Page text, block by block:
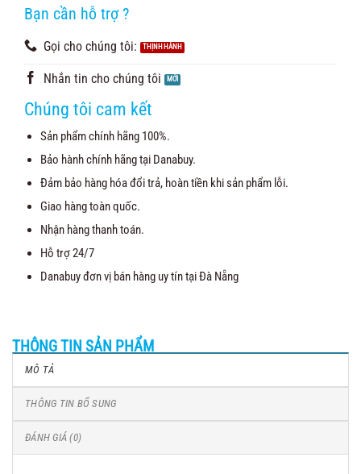
Bạn cần hỗ trợ ?
Gọi cho chúng tôi:
Nhắn tin cho chúng tôi
Chúng tôi cam kết
Sản phẩm chính hãng 100%.
Bảo hành chính hãng tại Danabuy.
Đảm bảo hàng hóa đổi trả, hoàn tiền khi sản phẩm lỗi.
Giao hàng toàn quốc.
Nhận hàng thanh toán.
Hỗ trợ 24/7
Danabuy đơn vị bán hàng uy tín tại Đà Nẵng
THÔNG TIN SẢN PHẨM
MÔ TẢ
THÔNG TIN BỔ SUNG
ĐÁNH GIÁ (0)